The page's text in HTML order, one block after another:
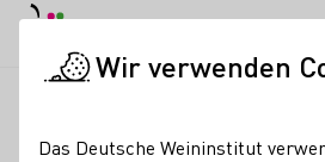
Wir verwenden
Das Deutsche Weininstitut